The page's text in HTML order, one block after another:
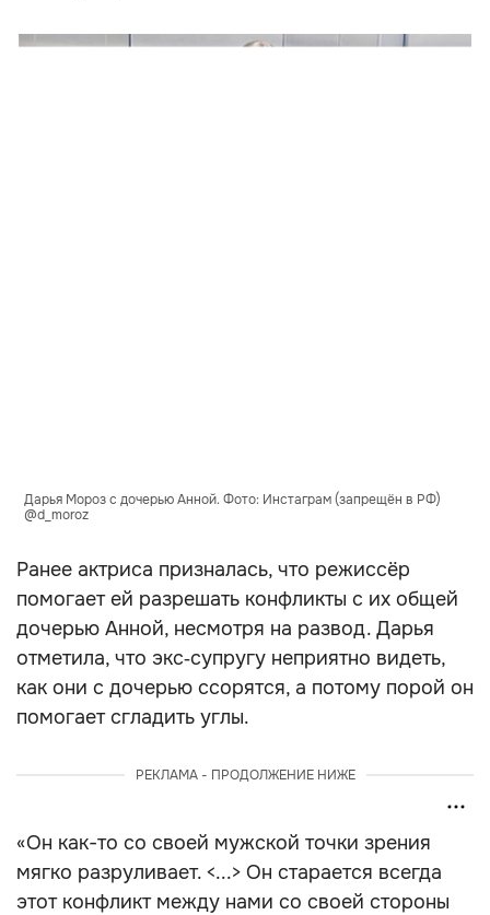
Дарья Мороз с дочерью Анной. Фото: Инстаграм (запрещён в РФ)
@d_moroz
Ранее актриса призналась, что режиссёр
помогает ей разрешать конфликты с их общей
дочерью Анной, несмотря на развод. Дарья
отметила, что экс‑супругу неприятно видеть,
как они с дочерью ссорятся, а потому порой он
помогает сгладить углы.
РЕКЛАМА - ПРОДОЛЖЕНИЕ НИЖЕ
«Он как-то со своей мужской точки зрения
мягко разруливает. <...> Он старается всегда
этот конфликт между нами со своей стороны